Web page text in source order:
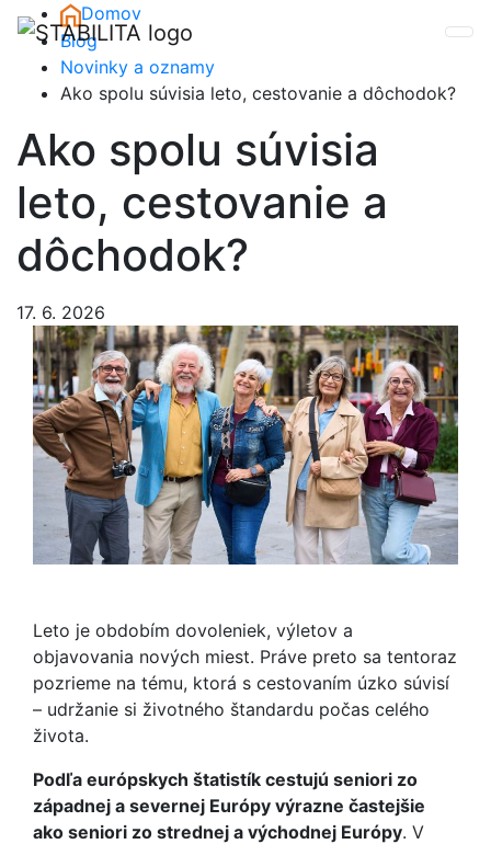
Skip to main content
Domov
Blog
Novinky a oznamy
Ako spolu súvisia leto, cestovanie a dôchodok?
Ako spolu súvisia
leto, cestovanie a
dôchodok?
17. 6. 2026
Leto je obdobím dovoleniek, výletov a
objavovania nových miest. Práve preto sa tentoraz
pozrieme na tému, ktorá s cestovaním úzko súvisí
– udržanie si životného štandardu počas celého
života.
Podľa európskych štatistík cestujú seniori zo
západnej a severnej Európy výrazne častejšie
ako seniori zo strednej a východnej Európy. V